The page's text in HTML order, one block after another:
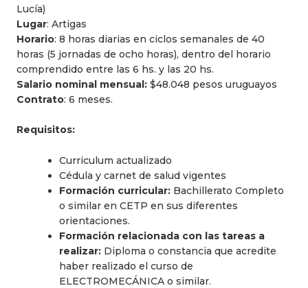
Lucía)
Lugar: Artigas
Horario: 8 horas diarias en ciclos semanales de 40
horas (5 jornadas de ocho horas), dentro del horario
comprendido entre las 6 hs. y las 20 hs.
Salario nominal mensual: $48.048 pesos uruguayos
Contrato: 6 meses.
Requisitos:
Curriculum actualizado
Cédula y carnet de salud vigentes
Formación curricular: Bachillerato Completo
o similar en CETP en sus diferentes
orientaciones.
Formación relacionada con las tareas a
realizar: Diploma o constancia que acredite
haber realizado el curso de
ELECTROMECÁNICA o similar.